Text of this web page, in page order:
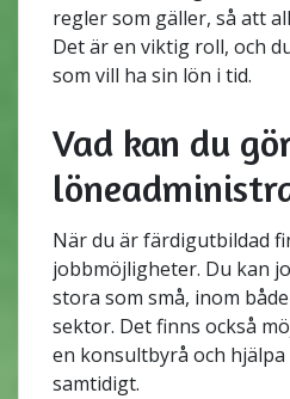
regler som gäller, så att
Det är en viktig roll, och
som vill ha sin lön i tid.
Vad kan du
När du är färdigutbildad
jobbmöjligheter. Du kan
stora som små, inom
sektor. Det finns också
en konsultbyrå och
samtidigt.